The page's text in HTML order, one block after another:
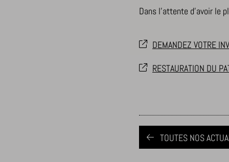
Dans l’attente d’avoir le
DEMANDEZ VOTRE
RESTAURATION DU
TOUTES NOS
les
amp_*
s_epac